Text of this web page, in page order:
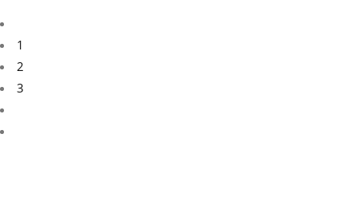
1
2
3